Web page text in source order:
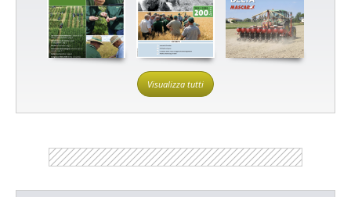
Visualizza tutti